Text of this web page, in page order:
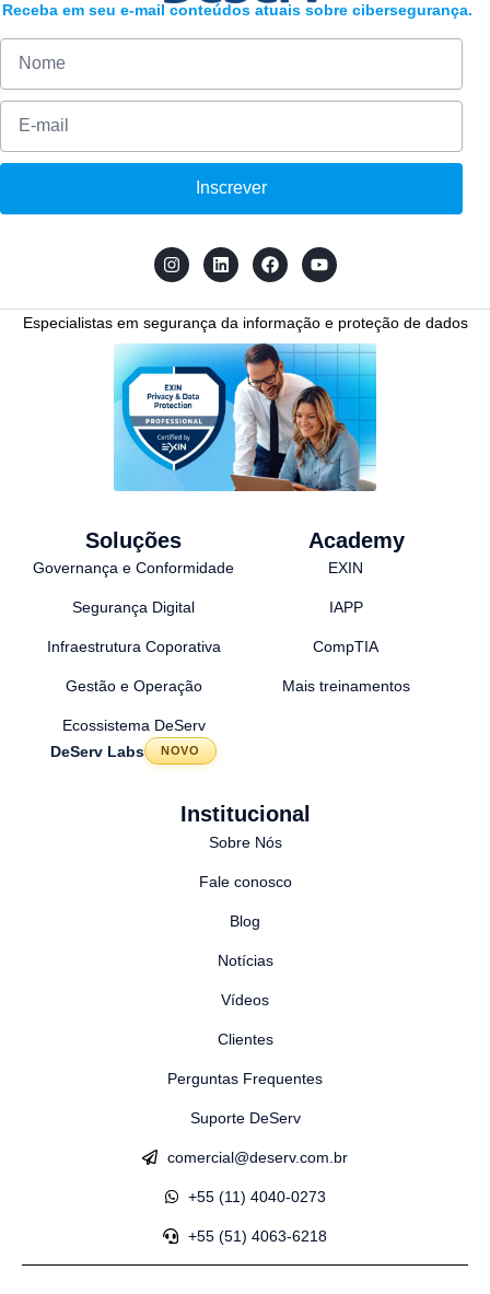
Receba em seu e-mail conteúdos atuais sobre cibersegurança.
Inscrever
Especialistas em segurança da informação e proteção de dados
Soluções
Governança e Conformidade
Segurança Digital
Infraestrutura Coporativa
Gestão e Operação
Ecossistema DeServ
DeServ Labs
NOVO
Academy
EXIN
IAPP
CompTIA
Mais treinamentos
Institucional
Sobre Nós
Fale conosco
Blog
Notícias
Vídeos
Clientes
Perguntas Frequentes
Suporte DeServ
comercial@deserv.com.br
+55 (11) 4040-0273
+55 (51) 4063-6218